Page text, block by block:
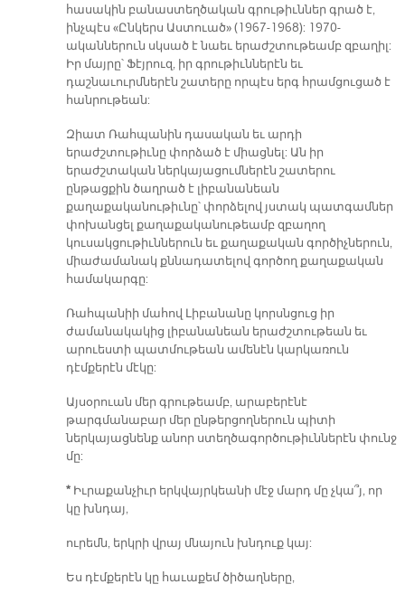
հասակին բանաստեղծական գրութիւններ գրած է,
ինչպէս «Ընկերս Աստուած» (1967-1968): 1970-
ականներուն սկսած է նաեւ երաժշտութեամբ զբաղիլ:
Իր մայրը՝ Ֆէյրուզ, իր գրութիւններէն եւ
դաշնաւուրմներէն շատերը որպէս երգ հրամցուցած է
հանրութեան:
Զիատ Ռահպանին դասական եւ արդի
երաժշտութիւնը փորձած է միացնել: Ան իր
երաժշտական ներկայացումներէն շատերու
ընթացքին ծաղրած է լիբանանեան
քաղաքականութիւնը՝ փորձելով յստակ պատգամներ
փոխանցել քաղաքականութեամբ զբաղող
կուսակցութիւններուն եւ քաղաքական գործիչներուն,
միաժամանակ քննադատելով գործող քաղաքական
համակարգը:
Ռահպանիի մահով Լիբանանը կորսնցուց իր
ժամանակակից լիբանանեան երաժշտութեան եւ
արուեստի պատմութեան ամենէն կարկառուն
դէմքերէն մէկը:
Այսօրուան մեր գրութեամբ, արաբերէնէ
թարգմանաբար մեր ընթերցողներուն պիտի
ներկայացնենք անոր ստեղծագործութիւններէն փունջ
մը:
*Իւրաքանչիւր երկվայրկեանի մէջ մարդ մը չկա՞յ, որ
կը խնդայ,
ուրեմն, երկրի վրայ մնայուն խնդուք կայ:
Ես դէմքերէն կը հաւաքեմ ծիծաղները,